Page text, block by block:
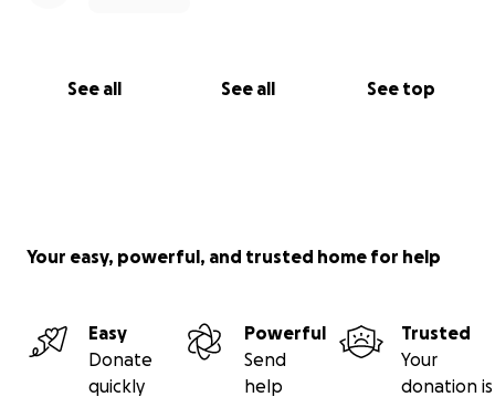
See all See all See top
Your easy, powerful, and trusted home for help
Easy
Donate
quickly
Powerful
Send
help
Trusted
Your
donation is